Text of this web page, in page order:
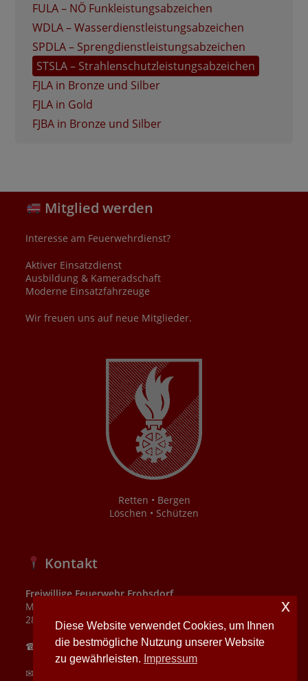
FULA – NÖ Funkleistungsabzeichen
WDLA – Wasserdienstleistungsabzeichen
SPDLA – Sprengdienstleistungsabzeichen
STSLA – Strahlenschutzleistungsabzeichen
FJLA in Bronze und Silber
FJLA in Gold
FJBA in Bronze und Silber
Mitglied werden
Interesse am Feuerwehrdienst?
Aktiver Einsatzdienst
Ausbildung & Kameradschaft
Moderne Einsatzfahrzeuge
Wir freuen uns auf neue Mitglieder.
Retten • Bergen
Löschen • Schützen
Kontakt
Freiwillige Feuerwehr Frohsdorf
Mühlbachgasse 4
2821 Frohsdorf
☎ Notruf 122
✉
Diese Website verwendet Cookies, um Ihnen
die bestmögliche Nutzung unserer Website
zu gewährleisten. Impressum
x